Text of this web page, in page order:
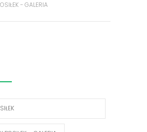
- GALERIA